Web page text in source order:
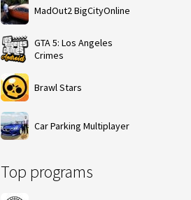
MadOut2 BigCityOnline
GTA 5: Los Angeles
Crimes
Brawl Stars
Car Parking Multiplayer
Top programs